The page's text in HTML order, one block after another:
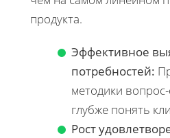
продукта.
Эффективное
потребностей:
методики
глубже понять
Рост